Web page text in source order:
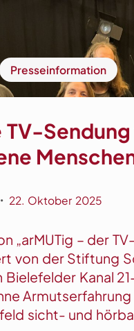
Presseinformation
TV-
• 22. Oktober 2025
„arMUTig – der
von der Stiftung
Bielefelder Kanal
sicht- und